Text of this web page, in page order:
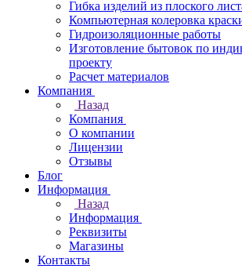
Гибка изделий из плоского
Компьютерная колеровка
Гидроизоляционные работы
Изготовление бытовок по
проекту
Расчет материалов
Компания
Назад
Компания
О компании
Лицензии
Отзывы
Блог
Информация
Назад
Информация
Реквизиты
Магазины
Контакты